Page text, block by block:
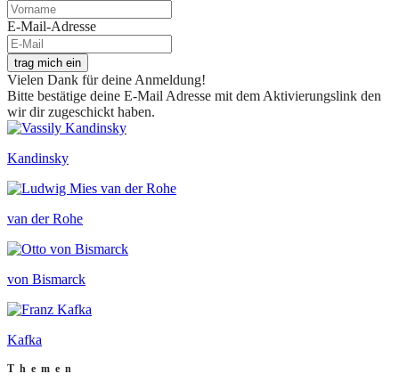
E-Mail-Adresse
trag mich ein
Vielen Dank für deine Anmeldung!
Bitte bestätige deine E-Mail Adresse mit dem Aktivierungslink den
wir dir zugeschickt haben.
Kandinsky
van der Rohe
von Bismarck
Kafka
Themen